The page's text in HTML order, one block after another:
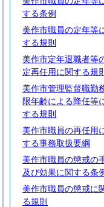
する条例
美作市職員の定年等
する規則
美作市定年退職者等
定再任用に関する規則
美作市管理監督職勤
限年齢による降任等
する規則
美作市職員の再任用
する事務取扱要綱
美作市職員の懲戒の
及び効果に関する条
美作市職員の懲戒に
る規則